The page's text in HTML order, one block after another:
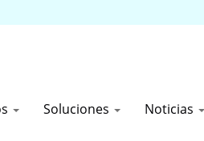
Soluciones Noticias